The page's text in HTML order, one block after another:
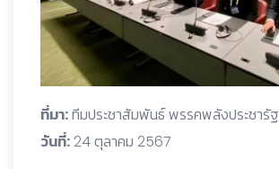
ที่มา:ทีมประชาสัมพันธ์ พรรคพลังประชารัฐ
วันที่: 24 ตุลาคม 2567